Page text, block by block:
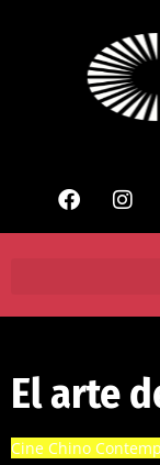
El arte
Cine Chino